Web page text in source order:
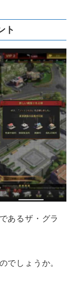
ト
あるザ・グラ
でしょうか。